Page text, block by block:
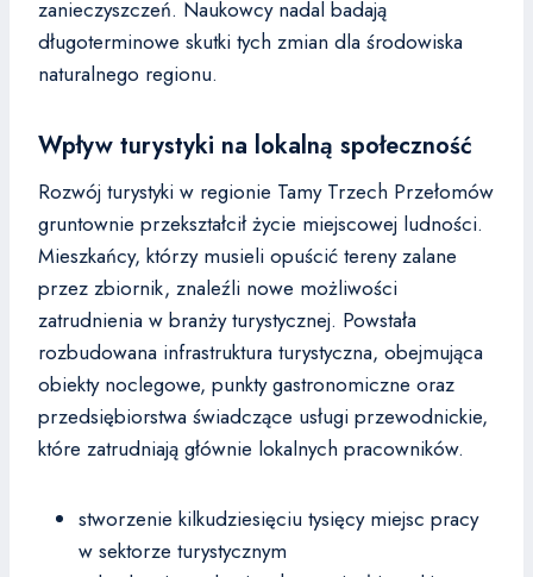
zanieczyszczeń. Naukowcy nadal badają
długoterminowe skutki tych zmian dla środowiska
naturalnego regionu.
Wpływ turystyki na lokalną społeczność
Rozwój turystyki w regionie Tamy Trzech Przełomów
gruntownie przekształcił życie miejscowej ludności.
Mieszkańcy, którzy musieli opuścić tereny zalane
przez zbiornik, znaleźli nowe możliwości
zatrudnienia w branży turystycznej. Powstała
rozbudowana infrastruktura turystyczna, obejmująca
obiekty noclegowe, punkty gastronomiczne oraz
przedsiębiorstwa świadczące usługi przewodnickie,
które zatrudniają głównie lokalnych pracowników.
stworzenie kilkudziesięciu tysięcy miejsc pracy
w sektorze turystycznym